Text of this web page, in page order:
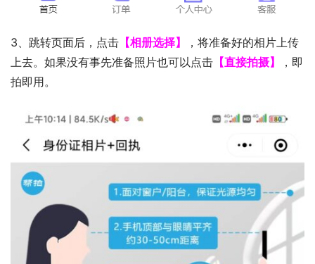
3、跳转页面后，点击 【相册选择】
，将准备好的相片上传
上去。如果没有事先准备照片也可以点击 【直接拍摄】
，即
拍即用。